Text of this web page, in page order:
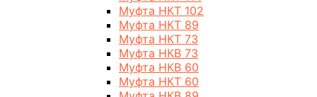
Муфта НКТ 102
Муфта НКТ 89
Муфта НКТ 73
Муфта НКВ 73
Муфта НКВ 60
Муфта НКТ 60